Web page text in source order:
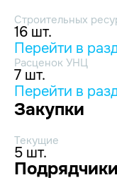
Строительных
16 шт.
Перейти в
Расценок УНЦ
7 шт.
Перейти в
Закупки
Текущие
5 шт.
Подрядчики